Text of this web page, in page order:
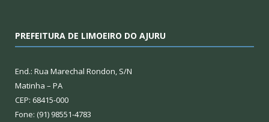
PREFEITURA DE LIMOEIRO DO AJURU
End.: Rua Marechal Rondon, S/N
Matinha – PA
CEP: 68415-000
Fone: (91) 98551-4783